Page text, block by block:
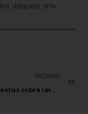
daquele ano.
PRÓXIMO
21 respostas sobre Lei Anticorrupção e Lava Jato